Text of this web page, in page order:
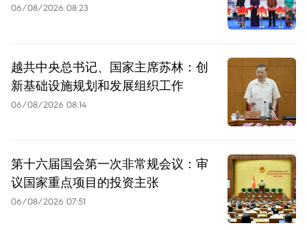
06/08/2026 08:23
越共中央总书记、国家主席苏林：创
新基础设施规划和发展组织工作
06/08/2026 08:14
第十六届国会第一次非常规会议：审
议国家重点项目的投资主张
06/08/2026 07:51